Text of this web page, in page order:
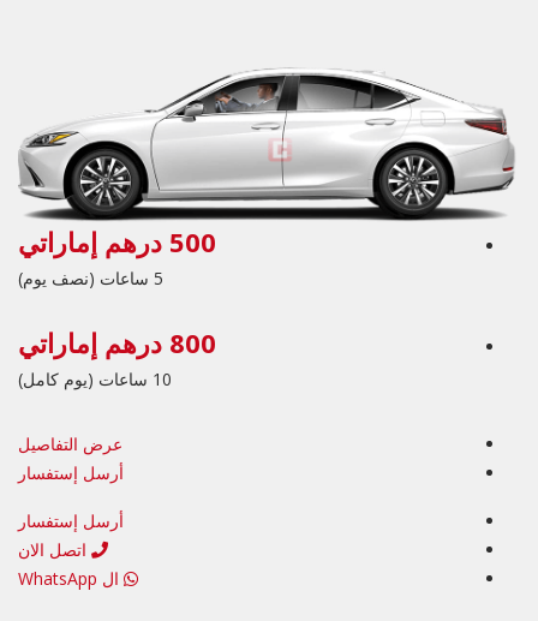
500 درهم إماراتي
5 ساعات (نصف يوم)
800 درهم إماراتي
10 ساعات (يوم كامل)
عرض التفاصيل
أرسل إستفسار
أرسل إستفسار
اتصل الان
ال WhatsApp